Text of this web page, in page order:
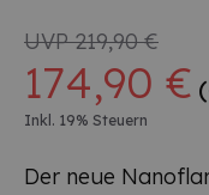
UVP219,90 €
174,90 €
Inkl. 19% Steuern
Der neue